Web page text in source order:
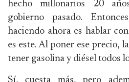
hecho millonarios 20
gobierno pasado.
haciendo ahora es hablar
es este. Al poner ese precio,
tener gasolina y diésel todos
Sí, cuesta más, pero